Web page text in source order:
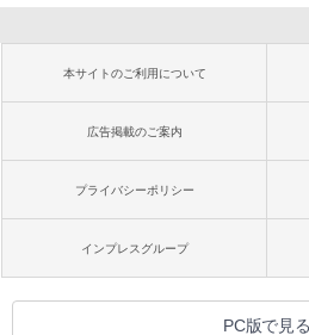
本サイトのご利用について
広告掲載のご案内
プライバシーポリシー
インプレスグループ
PC版で見る